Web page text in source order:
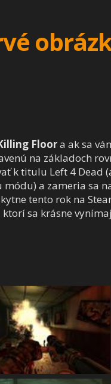
Floora ak sa
na základoch
k titulu Left 4 Dead
a zameria sa
tento rok na
sa krásne